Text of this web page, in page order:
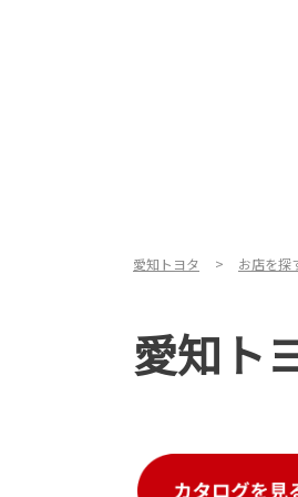
愛知トヨタ お店を探
愛知ト